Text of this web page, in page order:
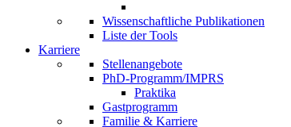
Wissenschaftliche Publikationen
Liste der Tools
Karriere
Stellenangebote
PhD-Programm/IMPRS
Praktika
Gastprogramm
Familie & Karriere